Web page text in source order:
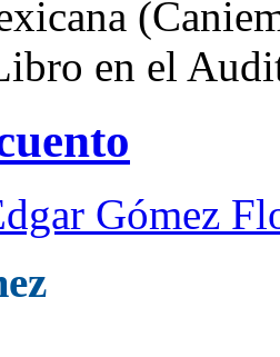
en el
Gómez